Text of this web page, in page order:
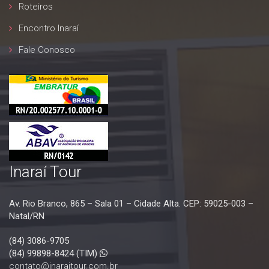
09 A 13/04/2027
Roteiros
Encontro Inaraí
Fale Conosco
Inaraí Tour
Av. Rio Branco, 865 – Sala 01 – Cidade Alta. CEP: 59025-003 –
Natal/RN
(84) 3086-9705
(84) 99898-8424 (TIM)
contato@inaraitour.com.br